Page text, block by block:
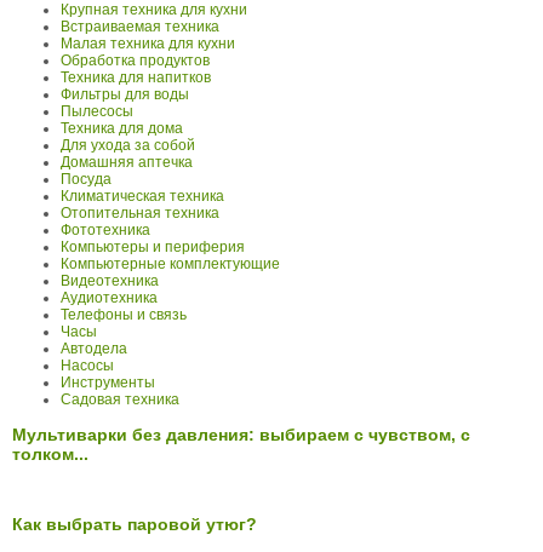
Крупная техника для кухни
Встраиваемая техника
Малая техника для кухни
Обработка продуктов
Техника для напитков
Фильтры для воды
Пылесосы
Техника для дома
Для ухода за собой
Домашняя аптечка
Посуда
Климатическая техника
Отопительная техника
Фототехника
Компьютеры и периферия
Компьютерные комплектующие
Видеотехника
Аудиотехника
Телефоны и связь
Часы
Автодела
Насосы
Инструменты
Садовая техника
Мультиварки без давления: выбираем с чувством, с
толком...
Как выбрать паровой утюг?